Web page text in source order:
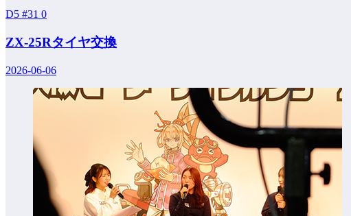
D5 #31 0
ZX-25Rタイヤ交換
2026-06-06